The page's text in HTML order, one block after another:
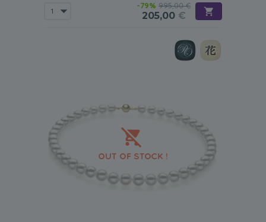
-79% 995,00 €
205,00 €